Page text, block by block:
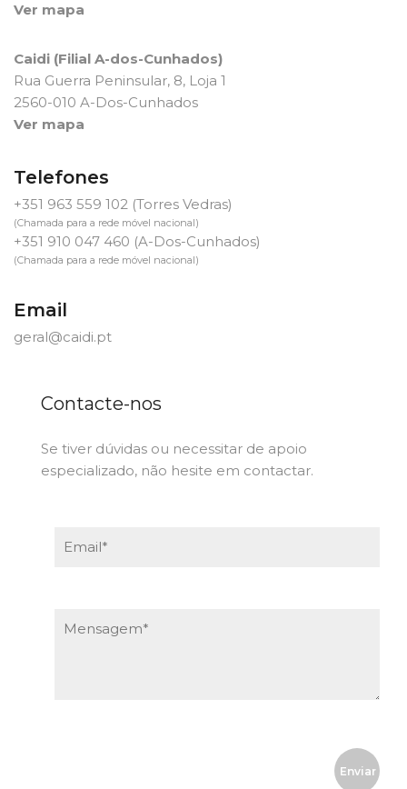
Ver mapa
Caidi (Filial A-dos-Cunhados)
Rua Guerra Peninsular, 8, Loja 1
2560-010 A-Dos-Cunhados
Ver mapa
Telefones
+351 963 559 102 (Torres Vedras)
(Chamada para a rede móvel nacional)
+351 910 047 460 (A-Dos-Cunhados)
(Chamada para a rede móvel nacional)
Email
geral@caidi.pt
Contacte-nos
Se tiver dúvidas ou necessitar de apoio
especializado, não hesite em contactar.